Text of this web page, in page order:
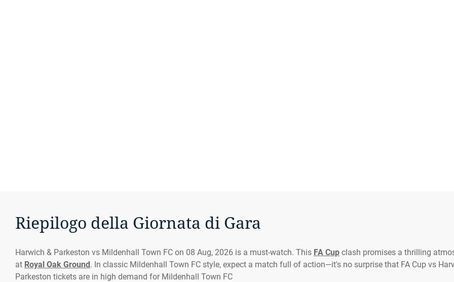
Riepilogo della Giornata di Gara
Harwich & Parkeston vs Mildenhall Town FC on 08 Aug, 2026 is a must-watch. This FA Cup clash promises a thrilling
at Royal Oak Ground. In classic Mildenhall Town FC style, expect a match full of action—it's no surprise that FA Cup vs
Parkeston tickets are in high demand for Mildenhall Town FC